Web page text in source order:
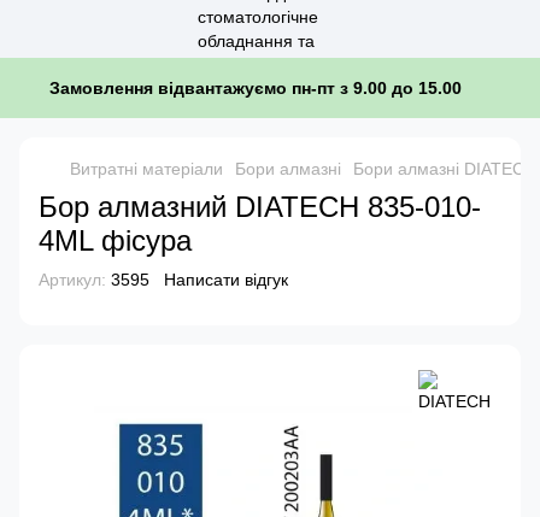
Замовлення відвантажуємо пн-пт з 9.00 до 15.00
Витратні матеріали Бори алмазні Бори алмазні DIATECH
Бор алмазний DIATECH 835-010-
4ML фісура
Артикул: 3595 Написати відгук